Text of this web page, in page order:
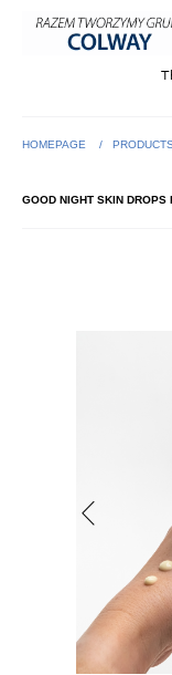
HOMEPAGE PRODUCTS
GOOD NIGHT SKIN DROPS